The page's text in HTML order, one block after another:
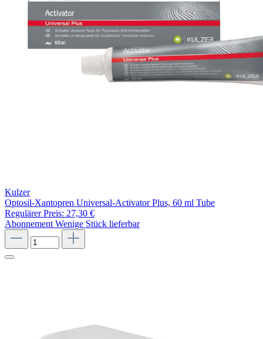
Kulzer
Optosil-Xantopren Universal-Activator Plus, 60 ml Tube
Regulärer Preis: 27,30 €
AbonnementWenige Stück lieferbar